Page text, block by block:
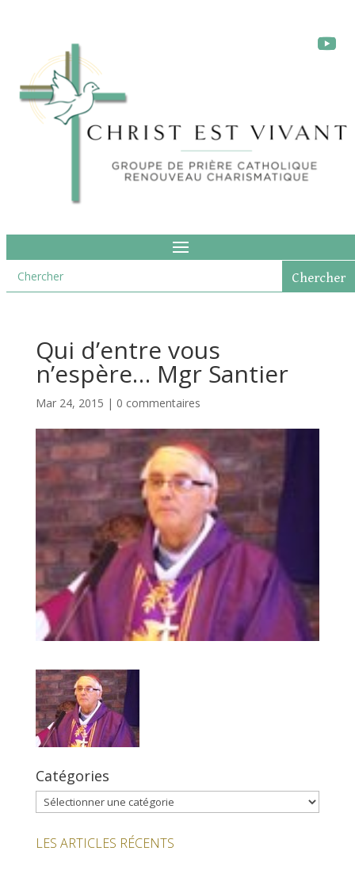
Qui d’entre vous
n’espère… Mgr Santier
Mar 24, 2015 | 0 commentaires
Catégories
Catégories
LES ARTICLES RÉCENTS